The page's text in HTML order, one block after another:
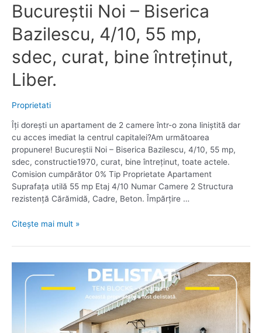
Bucureștii Noi – Biserica
Bazilescu, 4/10, 55 mp,
sdec, curat, bine întreținut,
Liber.
Proprietati
Îți dorești un apartament de 2 camere într-o zona liniștită dar
cu acces imediat la centrul capitalei?Am următoarea
propunere! Bucureștii Noi – Biserica Bazilescu, 4/10, 55 mp,
sdec, constructie1970, curat, bine întreținut, toate actele.
Comision cumpărător 0% Tip Proprietate Apartament
Suprafața utilă 55 mp Etaj 4/10 Numar Camere 2 Structura
rezistență Cărămidă, Cadre, Beton. Împărțire …
Bucureștii
–
4/10,
Citește mai mult »